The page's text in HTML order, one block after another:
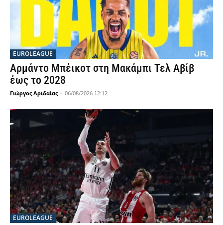
EUROLEAGUE
Αρμάντο Μπέικοτ στη Μακάμπι Τελ Αβίβ
έως το 2028
Γιώργος Αριδαίας - 06/08/2026 12:12
EUROLEAGUE